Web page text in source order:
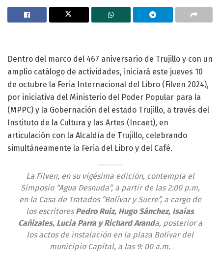
Dentro del marco del 467 aniversario de Trujillo y con un
amplio catálogo de actividades, iniciará este jueves 10
de octubre la Feria Internacional del Libro (Filven 2024),
por iniciativa del Ministerio del Poder Popular para la
(MPPC) y la Gobernación del estado Trujillo, a través del
Instituto de la Cultura y las Artes (Incaet), en
articulación con la Alcaldía de Trujillo, celebrando
simultáneamente la Feria del Libro y del Café.
La Filven, en su vigésima edición, contempla el
Simposio “Agua Desnuda”, a partir de las 2:00 p.m,
en la Casa de Tratados “Bolívar y Sucre”, a cargo de
los escritoresPedro Ruíz, Hugo Sánchez, Isaías
Cañizales, Lucia Parra y Richard Aranda, posterior a
los actos de instalación en la plaza Bolívar del
municipio Capital, a las 9: 00 a.m.